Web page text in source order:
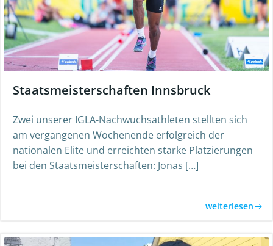
Staatsmeisterschaften Innsbruck
Zwei unserer IGLA-Nachwuchsathleten stellten sich
am vergangenen Wochenende erfolgreich der
nationalen Elite und erreichten starke Platzierungen
bei den Staatsmeisterschaften: Jonas […]
weiterlesen